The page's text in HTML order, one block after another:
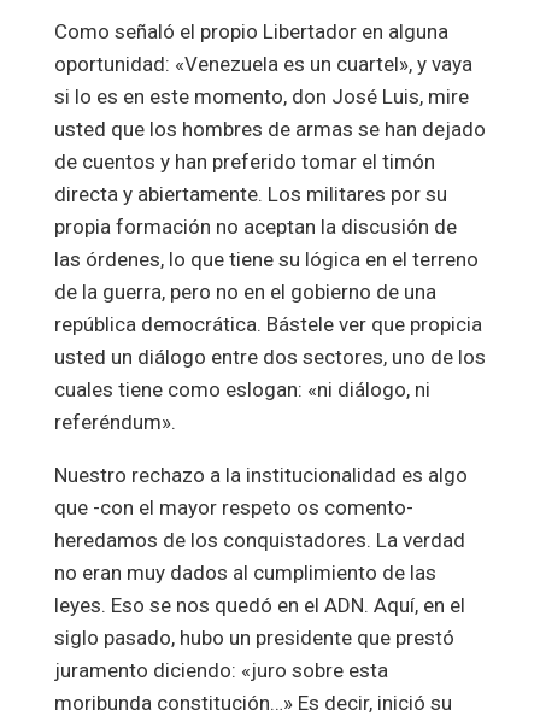
Como señaló el propio Libertador en alguna
oportunidad: «Venezuela es un cuartel», y vaya
si lo es en este momento, don José Luis, mire
usted que los hombres de armas se han dejado
de cuentos y han preferido tomar el timón
directa y abiertamente. Los militares por su
propia formación no aceptan la discusión de
las órdenes, lo que tiene su lógica en el terreno
de la guerra, pero no en el gobierno de una
república democrática. Bástele ver que propicia
usted un diálogo entre dos sectores, uno de los
cuales tiene como eslogan: «ni diálogo, ni
referéndum».
Nuestro rechazo a la institucionalidad es algo
que -con el mayor respeto os comento-
heredamos de los conquistadores. La verdad
no eran muy dados al cumplimiento de las
leyes. Eso se nos quedó en el ADN. Aquí, en el
siglo pasado, hubo un presidente que prestó
juramento diciendo: «juro sobre esta
moribunda constitución…» Es decir, inició su